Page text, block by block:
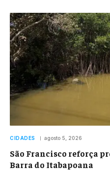
CIDADES agosto 5, 2026
São Francisco reforça
Barra do Itabapoana